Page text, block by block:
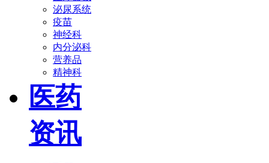
泌尿系统
疫苗
神经科
内分泌科
营养品
精神科
医药
资讯